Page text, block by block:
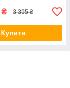
₴ 3 395 ₴
Купити